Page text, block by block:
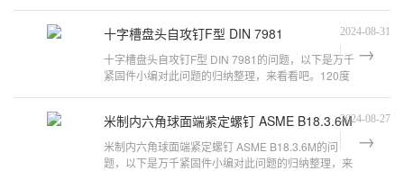
十字槽盘头自攻钉F型 DIN 7981 2024-08-31
十字槽盘头自攻钉F型 DIN 7981的问题，以下是万千
紧固件小编对此问题的归纳整理，来看看吧。120度
米制内六角球面端紧定螺钉 ASME B18.3.6M2024-08-27
米制内六角球面端紧定螺钉 ASME B18.3.6M的问
题，以下是万千紧固件小编对此问题的归纳整理，来